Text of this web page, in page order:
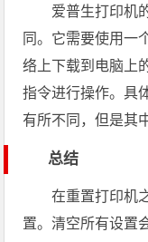
爱普生打印机
同。它需要使用一
络上下载到电脑上
指令进行操作。具
有所不同，但是其
总结
在重置打印机
置。清空所有设置